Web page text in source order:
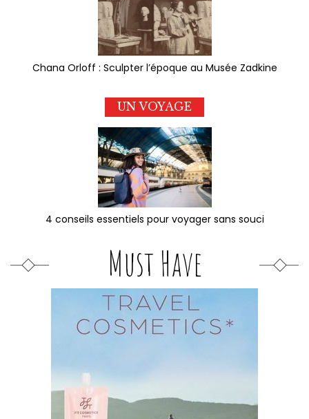
Chana Orloff : Sculpter l’époque au Musée Zadkine
UN VOYAGE
4 conseils essentiels pour voyager sans souci
Must Have